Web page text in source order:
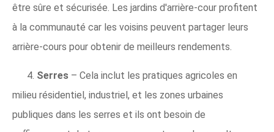
être sûre et sécurisée. Les jardins d'arrière-cour profitent
à la communauté car les voisins peuvent partager leurs
arrière-cours pour obtenir de meilleurs rendements.
4. Serres – Cela inclut les pratiques agricoles en
milieu résidentiel, industriel, et les zones urbaines
publiques dans les serres et ils ont besoin de